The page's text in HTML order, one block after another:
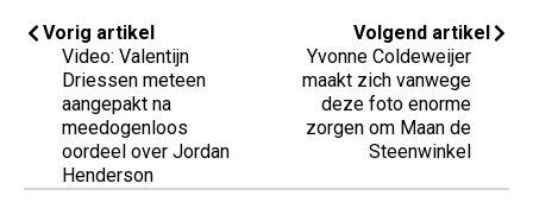
Vorig artikel
Video: Valentijn
Driessen meteen
aangepakt na
meedogenloos
oordeel over Jordan
Henderson
Volgend artikel
Yvonne Coldeweijer
maakt zich vanwege
deze foto enorme
zorgen om Maan de
Steenwinkel